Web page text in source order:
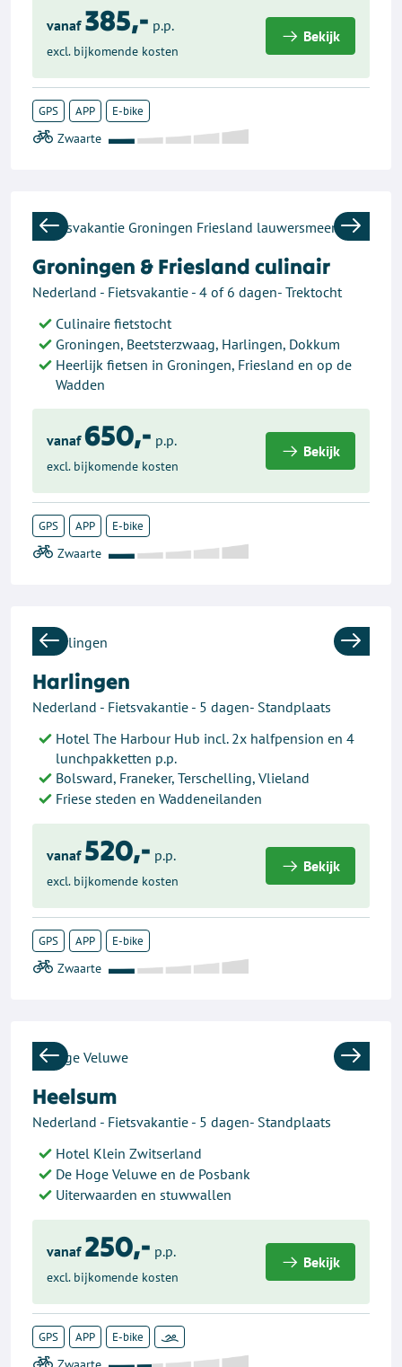
vanaf 385,- p.p.
excl. bijkomende kosten
Bekijk
GPS APP E-bike
Previous Next
Groningen & Friesland culinair
Nederland - Fietsvakantie - 4 of 6 dagen- Trektocht
Culinaire fietstocht
Groningen, Beetsterzwaag, Harlingen, Dokkum
Heerlijk fietsen in Groningen, Friesland en op de
Wadden
vanaf 650,- p.p.
excl. bijkomende kosten
Bekijk
GPS APP E-bike
Previous Next
Harlingen
Nederland - Fietsvakantie - 5 dagen- Standplaats
Hotel The Harbour Hub incl. 2x halfpension en 4
lunchpakketten p.p.
Bolsward, Franeker, Terschelling, Vlieland
Friese steden en Waddeneilanden
vanaf 520,- p.p.
excl. bijkomende kosten
Bekijk
GPS APP E-bike
Previous Next
Heelsum
Nederland - Fietsvakantie - 5 dagen- Standplaats
Hotel Klein Zwitserland
De Hoge Veluwe en de Posbank
Uiterwaarden en stuwwallen
vanaf 250,- p.p.
excl. bijkomende kosten
Bekijk
GPS APP E-bike